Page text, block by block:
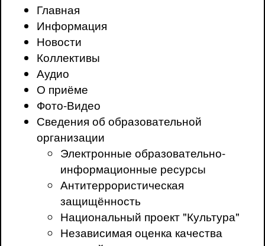
Главная
Информация
Новости
Коллективы
Аудио
О приёме
Фото-Видео
Сведения об образовательной
организации
Электронные образовательно-
информационные ресурсы
Антитеррористическая
защищённость
Национальный проект "Культура"
Независимая оценка качества